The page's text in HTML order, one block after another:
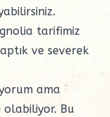
tarifimiz
ve severek
ama
olabiliyor. Bu